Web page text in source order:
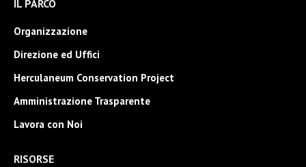
opens
in
window
opens
in
window
in
window
IL PARCO
Organizzazione
Direzione ed Uffici
Herculaneum Conservation Project
Amministrazione Trasparente
Lavora con Noi
RISORSE